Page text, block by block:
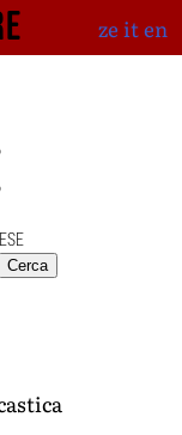
ze iten
Cerca